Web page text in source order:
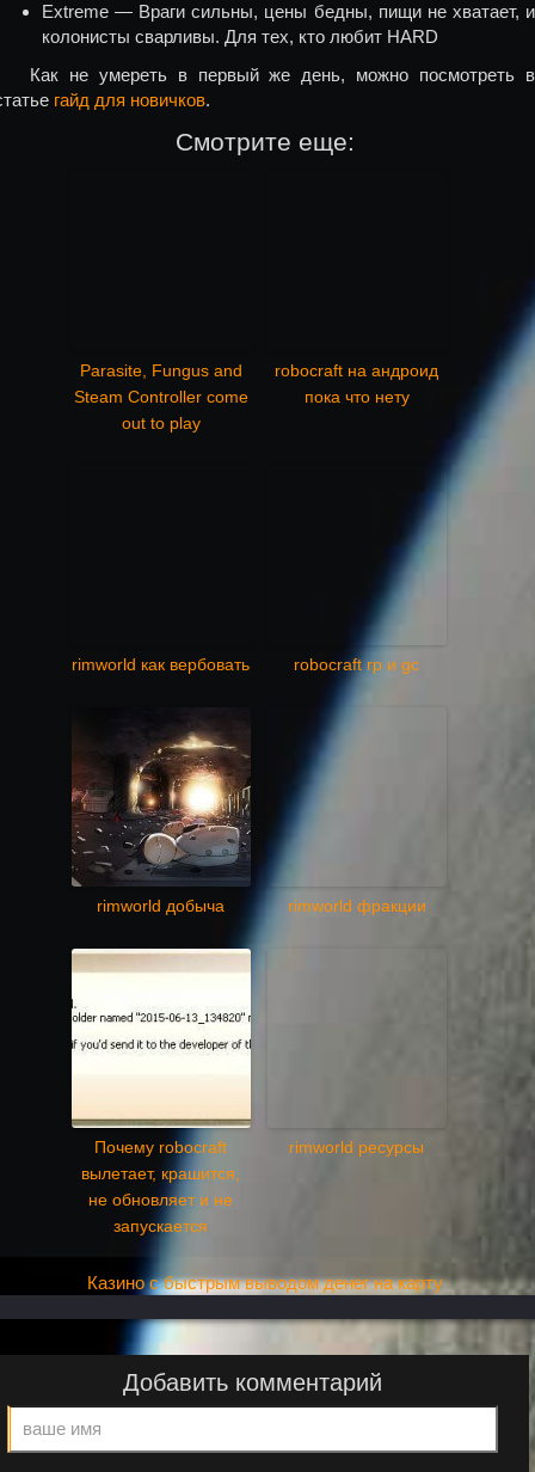
Extreme — Враги сильны, цены бедны, пищи не хватает, и
колонисты сварливы. Для тех, кто любит HARD
Как не умереть в первый же день, можно посмотреть в
гайд для новичков.
Смотрите еще:
Parasite, Fungus and
Steam Controller come
out to play
robocraft на андроид
пока что нету
rimworld как вербовать robocraft rp и gc
rimworld добыча rimworld фракции
Почему robocraft
вылетает, крашится,
не обновляет и не
запускается
rimworld ресурсы
Казино с быстрым выводом денег на карту
Добавить комментарий